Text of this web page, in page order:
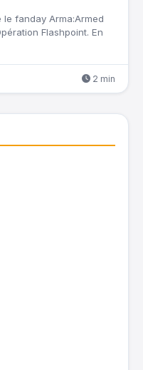
le fanday Arma:Armed
Flashpoint. En
2 min